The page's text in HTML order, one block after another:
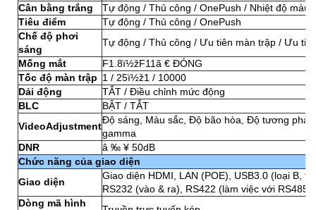
Cân bằng trắng
Tự động / Thủ công / OnePush / Nhiệt độ màu
Tiêu điểm
Tự động / Thủ công / OnePush
Chế độ phơi
sáng
Tự động / Thủ công / Ưu tiên màn trập / Ưu
Mống mắt
F1.8ï½žF11ã € ĐÓNG
Tốc độ màn trập 1 / 25ï½ž1 / 10000
Dải động
TẮT / Điều chỉnh mức động
BLC
BẬT / TẮT
VideoAdjustment
Độ sáng, Màu sắc, Độ bão hòa, Độ tương
gamma
DNR
â ‰ ¥ 50dB
Chức năng của giao diện
Giao diện
Giao diện HDMI, LAN (POE), USB3.0 (loại B,
RS232 (vào & ra), RS422 (làm việc với
Dòng mã hình